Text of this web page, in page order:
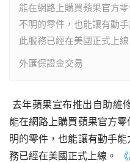
能在網路上購買蘋果官方
不明的零件，也能讓有動
此服務已經在美國正式上線
外匯保證金交易
能在網路上購買蘋果官方
明的零件，也能讓有動手
務已經在美國正式上線。